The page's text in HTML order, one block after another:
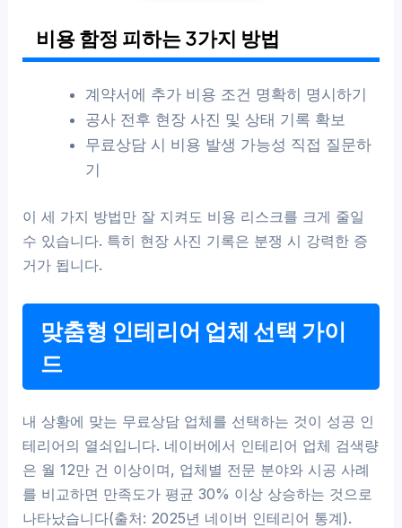
비용 함정 피하는 3가지 방법
계약서에 추가 비용 조건 명확히 명시하기
공사 전후 현장 사진 및 상태 기록 확보
무료상담 시 비용 발생 가능성 직접 질문하
기
이 세 가지 방법만 잘 지켜도 비용 리스크를 크게 줄일
수 있습니다. 특히 현장 사진 기록은 분쟁 시 강력한 증
거가 됩니다.
맞춤형 인테리어 업체 선택 가이
드
내 상황에 맞는 무료상담 업체를 선택하는 것이 성공 인
테리어의 열쇠입니다. 네이버에서 인테리어 업체 검색량
은 월 12만 건 이상이며, 업체별 전문 분야와 시공 사례
를 비교하면 만족도가 평균 30% 이상 상승하는 것으로
나타났습니다(출처: 2025년 네이버 인테리어 통계).